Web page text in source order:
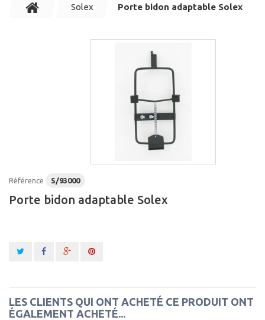
Solex Porte bidon adaptable Solex
Référence S/93000
Porte bidon adaptable Solex
LES CLIENTS QUI ONT ACHETÉ CE PRODUIT ONT
ÉGALEMENT ACHETÉ...